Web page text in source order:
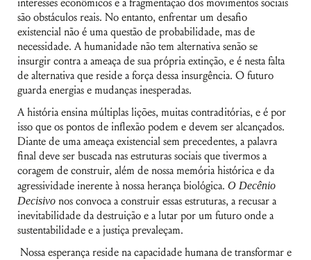
interesses econômicos e a fragmentação dos movimentos sociais
são obstáculos reais. No entanto, enfrentar um desafio
existencial não é uma questão de probabilidade, mas de
necessidade. A humanidade não tem alternativa senão se
insurgir contra a ameaça de sua própria extinção, e é nesta falta
de alternativa que reside a força dessa insurgência. O futuro
guarda energias e mudanças inesperadas.
A história ensina múltiplas lições, muitas contraditórias, e é por
isso que os pontos de inflexão podem e devem ser alcançados.
Diante de uma ameaça existencial sem precedentes, a palavra
final deve ser buscada nas estruturas sociais que tivermos a
coragem de construir, além de nossa memória histórica e da
agressividade inerente à nossa herança biológica.O Decênio
Decisivo nos convoca a construir essas estruturas, a recusar a
inevitabilidade da destruição e a lutar por um futuro onde a
sustentabilidade e a justiça prevaleçam.
Nossa esperança reside na capacidade humana de transformar e